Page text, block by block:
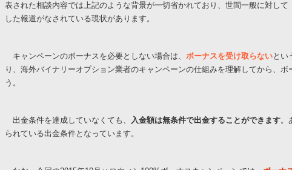
表された相談内容では上記のような背景が一切省かれており、世間一般に対して
した報道がなされている現状があります。
キャンペーンのボーナスを必要としない場合は、 ボーナスを受け取らないとい
り、海外バイナリーオプション業者のキャンペーンの仕組みを理解してから、ボ
う。
出金条件を達成していなくても、 入金額は無条件で出金することができます。
られている出金条件となっています。